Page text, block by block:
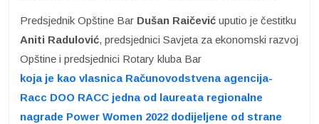
Predsjednik Opštine Bar Dušan Raičević uputio je čestitku
Aniti Radulović, predsjednici Savjeta za ekonomski razvoj
Opštine i predsjednici Rotary kluba Bar
koja je kao vlasnica Računovodstvena agencija-
Racc DOO RACC jedna od laureata regionalne
nagrade Power Women 2022 dodijeljene od strane